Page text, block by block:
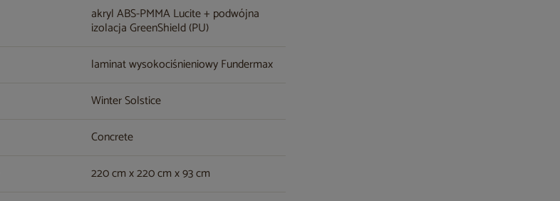
akryl ABS-PMMA Lucite + podwójna
izolacja GreenShield (PU)
laminat wysokociśnieniowy Fundermax
Winter Solstice
Concrete
220 cm x 220 cm x 93 cm